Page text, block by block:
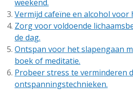
weekend.
Vermijd cafeïne en alcohol voor
Zorg voor voldoende
de dag.
Ontspan voor het slapengaan
boek of meditatie.
Probeer stress te verminderen
ontspanningstechnieken.